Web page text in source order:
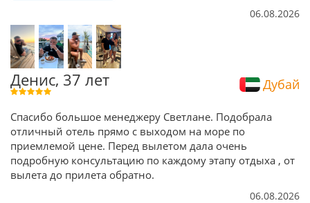
06.08.2026
Денис, 37 лет Дубай
Спасибо большое менеджеру Светлане. Подобрала
отличный отель прямо с выходом на море по
приемлемой цене. Перед вылетом дала очень
подробную консультацию по каждому этапу отдыха , от
вылета до прилета обратно.
06.08.2026